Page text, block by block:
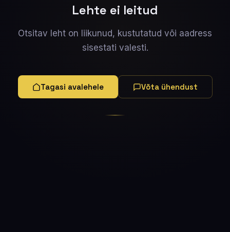
Lehte ei leitud
Otsitav leht on liikunud, kustutatud või aadress
sisestati valesti.
Tagasi avalehele Võta ühendust